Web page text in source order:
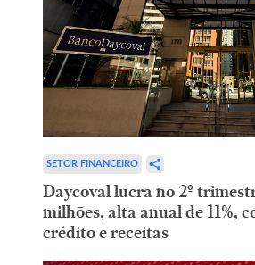
SETOR FINANCEIRO
Daycoval lucra no 2º
milhões, alta anual de 11%,
crédito e receitas